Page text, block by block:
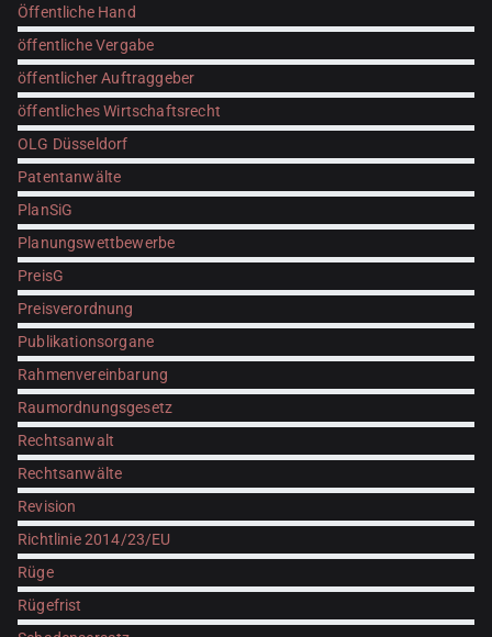
Öffentliche Hand
öffentliche Vergabe
öffentlicher Auftraggeber
öffentliches Wirtschaftsrecht
OLG Düsseldorf
Patentanwälte
PlanSiG
Planungswettbewerbe
PreisG
Preisverordnung
Publikationsorgane
Rahmenvereinbarung
Raumordnungsgesetz
Rechtsanwalt
Rechtsanwälte
Revision
Richtlinie 2014/23/EU
Rüge
Rügefrist